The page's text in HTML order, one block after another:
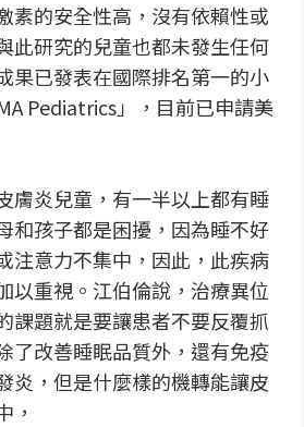
素的安全性高，沒有依賴性或
此研究的兒童也都未發生任何
果已發表在國際排名第一的小
Pediatrics」，目前已申請美
膚炎兒童，有一半以上都有睡
和孩子都是困擾，因為睡不好
注意力不集中，因此，此疾病
以重視。江伯倫說，治療異位
課題就是要讓患者不要反覆抓
了改善睡眠品質外，還有免疫
炎，但是什麼樣的機轉能讓皮
，